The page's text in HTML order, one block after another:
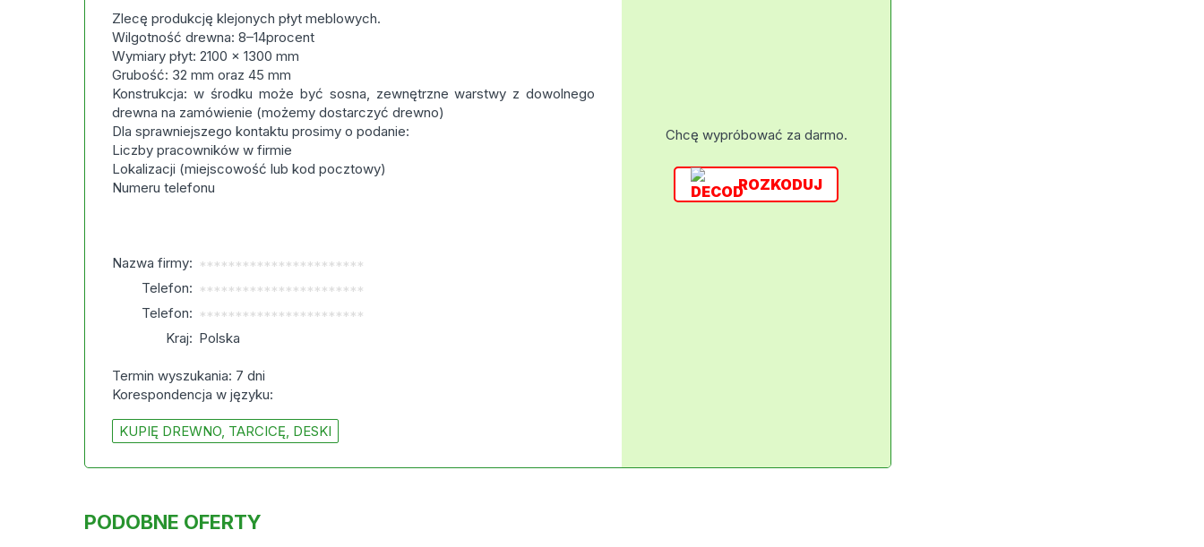
Zlecę produkcję klejonych płyt meblowych.
Wilgotność drewna: 8–14procent
Wymiary płyt: 2100 × 1300 mm
Grubość: 32 mm oraz 45 mm
Konstrukcja: w środku może być sosna, zewnętrzne warstwy z dowolnego
drewna na zamówienie (możemy dostarczyć drewno)
Dla sprawniejszego kontaktu prosimy o podanie:
Liczby pracowników w firmie
Lokalizacji (miejscowość lub kod pocztowy)
Numeru telefonu
Nazwa firmy: ***********************
Telefon: ***********************
Telefon: ***********************
Kraj: Polska
Termin wyszukania: 7 dni
Korespondencja w języku:
KUPIĘ DREWNO, TARCICĘ, DESKI
Chcę wypróbować za darmo.
ROZKODUJ
PODOBNE OFERTY